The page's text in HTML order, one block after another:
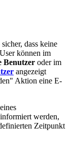
dass keine
können im
Benutzer oder im
angezeigt
Aktion eine E-
werden,
Zeitpunkt